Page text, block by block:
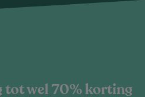
tot wel 70% korting